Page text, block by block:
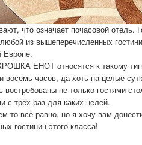
что означает почасовой отель.
из вышеперечисленных
Европе.
ЕНОТ относятся к такому
восемь часов, да хоть на целые
востребованы не только гостями
с трёх раз для каких целей.
то всё равно, но я хочу вам
гостиниц этого класса!